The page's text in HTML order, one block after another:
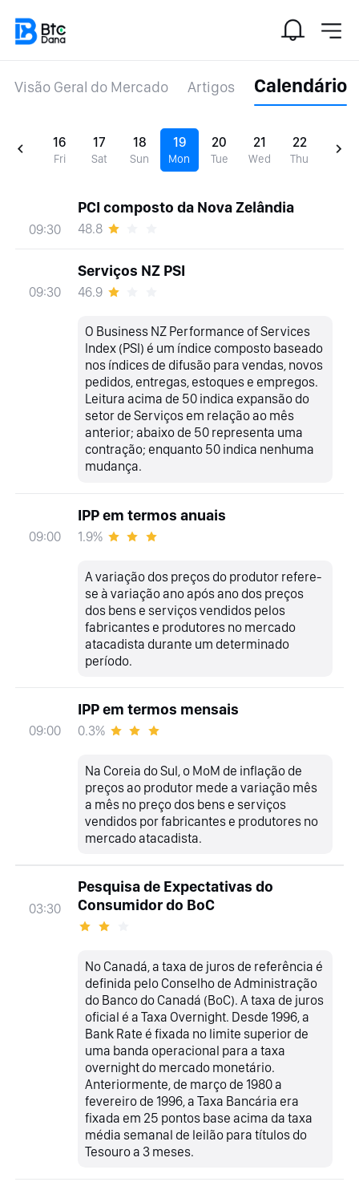
Visão Geral do Mercado Artigos Calendário
16
Fri
17
Sat
18
Sun
19
Mon
20
Tue
21
Wed
22
Thu
09:30
PCI composto da Nova Zelândia
48.8
09:30
Serviços NZ PSI
46.9
O Business NZ Performance of Services
Index (PSI) é um índice composto baseado
nos índices de difusão para vendas, novos
pedidos, entregas, estoques e empregos.
Leitura acima de 50 indica expansão do
setor de Serviços em relação ao mês
anterior; abaixo de 50 representa uma
contração; enquanto 50 indica nenhuma
mudança.
09:00
IPP em termos anuais
1.9%
A variação dos preços do produtor refere-
se à variação ano após ano dos preços
dos bens e serviços vendidos pelos
fabricantes e produtores no mercado
atacadista durante um determinado
período.
09:00
IPP em termos mensais
0.3%
Na Coreia do Sul, o MoM de inflação de
preços ao produtor mede a variação mês
a mês no preço dos bens e serviços
vendidos por fabricantes e produtores no
mercado atacadista.
03:30
Pesquisa de Expectativas do
Consumidor do BoC
No Canadá, a taxa de juros de referência é
definida pelo Conselho de Administração
do Banco do Canadá (BoC). A taxa de juros
oficial é a Taxa Overnight. Desde 1996, a
Bank Rate é fixada no limite superior de
uma banda operacional para a taxa
overnight do mercado monetário.
Anteriormente, de março de 1980 a
fevereiro de 1996, a Taxa Bancária era
fixada em 25 pontos base acima da taxa
média semanal de leilão para títulos do
Tesouro a 3 meses.